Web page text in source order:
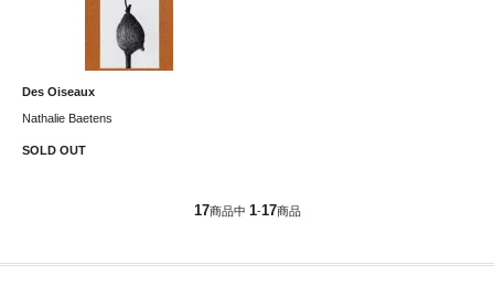
Des Oiseaux
Nathalie Baetens
SOLD OUT
17商品中 1-17商品